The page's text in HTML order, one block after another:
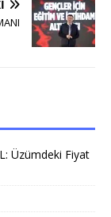
Üzümdeki Fiyat